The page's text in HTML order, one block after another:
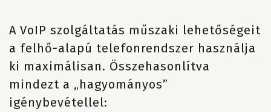
A VoIP szolgáltatás műszaki lehetőségeit
a felhő-alapú telefonrendszer használja
ki maximálisan. Összehasonlítva
mindezt a „hagyományos”
igénybevétellel: